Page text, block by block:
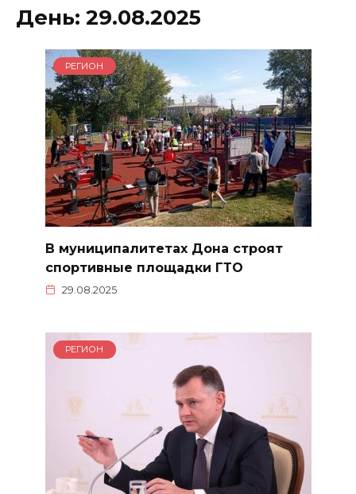
День: 29.08.2025
РЕГИОН
В муниципалитетах Дона строят
спортивные площадки ГТО
29.08.2025
РЕГИОН